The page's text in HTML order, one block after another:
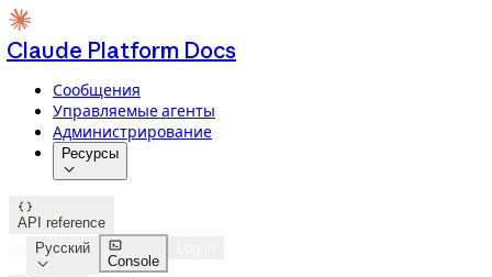
Claude Platform Docs
Сообщения
Управляемые агенты
Администрирование
Ресурсы


API reference
Русский


Console